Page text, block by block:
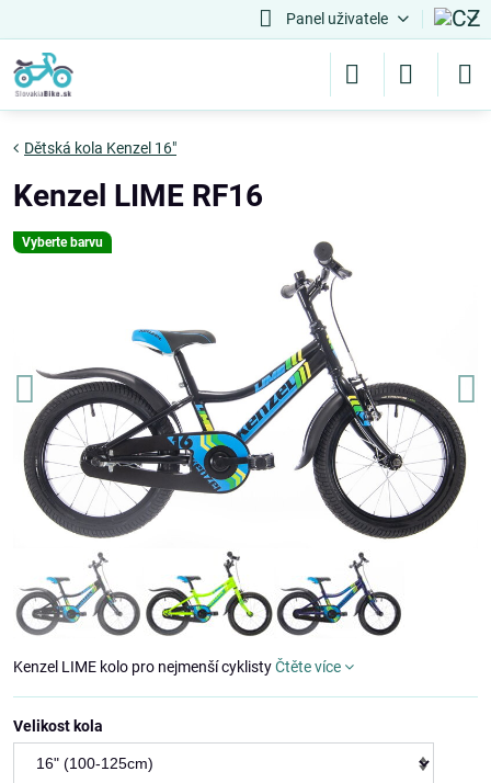
Panel uživatele
Vyberte barvu
Dětská kola Kenzel 16"
Kenzel LIME RF16
Kenzel LIME kolo pro nejmenší cyklistyČtěte více
Velikost kola